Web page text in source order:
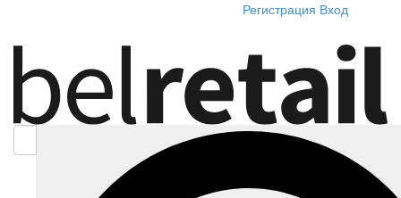
Регистрация Вход